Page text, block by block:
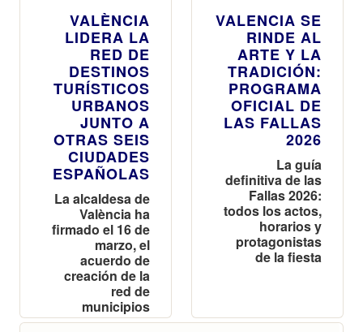
VALÈNCIA
LIDERA LA
RED DE
DESTINOS
TURÍSTICOS
URBANOS
JUNTO A
OTRAS SEIS
CIUDADES
ESPAÑOLAS
La alcaldesa de
València ha
firmado el 16 de
marzo, el
acuerdo de
creación de la
red de
municipios
junto a
VALENCIA SE
RINDE AL
ARTE Y LA
TRADICIÓN:
PROGRAMA
OFICIAL DE
LAS FALLAS
2026
La guía
definitiva de las
Fallas 2026:
todos los actos,
horarios y
protagonistas
de la fiesta